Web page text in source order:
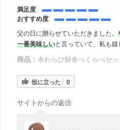
満足度
おすすめ度
父の日に贈らせていただきました。
一番美味しいと言っていて、私も嬉
商品： 本わらび餅食べくらべセッ
役に立った 0
サイトからの返信